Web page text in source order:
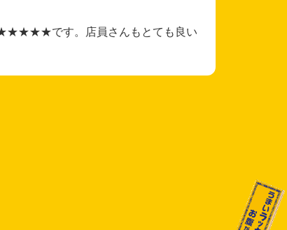
★★★★★です。店員さんもとても良い